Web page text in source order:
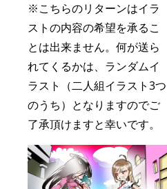
※こちらのリターンはイラ
ストの内容の希望を承るこ
とは出来ません。 何が送ら
れてくるかは、ランダムイ
ラスト（二人組イラスト3つ
のうち）となりますのでご
了承頂けますと幸いです。